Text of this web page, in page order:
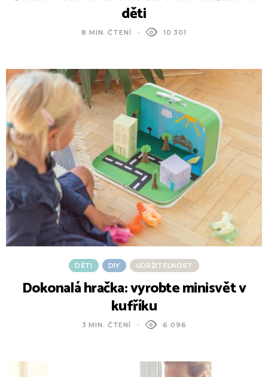
děti
8 MIN. ČTENÍ 10 301
DĚTI DIY UDRŽITELNOST
Dokonalá hračka: vyrobte minisvět v
kufříku
3 MIN. ČTENÍ 6 096